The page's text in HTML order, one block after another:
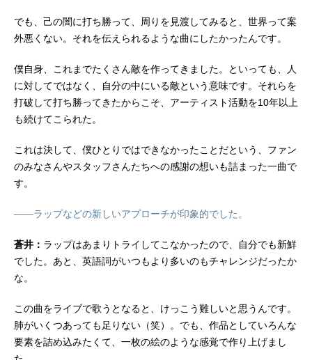
でも、己の闇に打ち勝って、周りを見渡してみると、世界って案
外悪くない。それを伝えられるような曲にしたかったんです。
僕自身、これまでたくさん敵を作ってきました。といっても、人
に対してではなく、自分の中にいる敵という意味です。それらを
打破して打ち勝ってきたからこそ、アーティスト活動を10年以上
も続けてこられた。
これは決して、僕ひとりではできなかったことだという、ファン
のみなさんやスタッフさんたちへの感謝の想いも詰まった一曲で
す。
――ラップなどの新しいアプローチが印象的でした。
蒼井： ラップはあまりトライしてこなかったので、自分でも新鮮
でした。あと、英語詞がいつもより多いのもチャレンジだったか
な。
この曲をライブで歌うとなると、けっこう難しいと思うんです。
肺がいくつあっても足りない（笑）。でも、作品としていろんな
要素を詰め込みたくて、一枚の絵のような感覚で作り上げまし